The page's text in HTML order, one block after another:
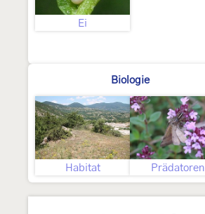
Ei
Biologie
Habitat Prädatoren